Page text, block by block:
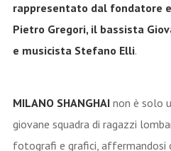
rappresentato dal fondatore
Pietro Gregori, il bassista
e musicista Stefano Elli.
MILANO SHANGHAInon è solo
giovane squadra di ragazzi
fotografi e grafici, affermandosi